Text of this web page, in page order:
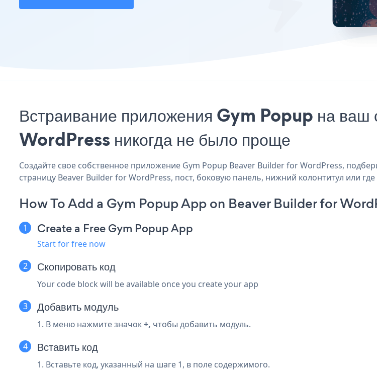
Встраивание приложения Gym Popup на
WordPress никогда не было проще
Создайте свое собственное приложение Gym Popup Beaver Builder for WordPress,
страницу Beaver Builder for WordPress, пост, боковую панель, нижний колонтитул или где
How To Add a Gym Popup App on Beaver Builder for
Create a Free Gym Popup App
Start for free now
Скопировать код
Your code block will be available once you create your app
Добавить модуль
1. В меню нажмите значок+, чтобы добавить модуль.
Вставить код
1. Вставьте код, указанный на шаге 1, в поле содержимого.